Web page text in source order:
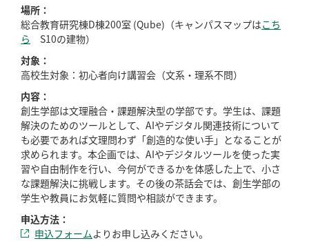
場所：
総合教育研究棟D棟200室 (Qube)（キャンパスマップはこち
ら S10の建物）
対象：
高校生対象：初心者向け講習会（文系・理系不問）
内容：
創生学部は文理融合・課題解決型の学部です。学生は、課題
解決のためのツールとして、AIやデジタル関連技術について
も必要であれば文理問わず「創造的な使い手」となることが
求められます。本企画では、AIやデジタルツールを使った実
習や自由制作を行い、今何ができるかを体感した上で、小さ
な課題解決に挑戦します。その後の茶話会では、創生学部の
学生や教員にお気軽に質問や相談ができます。
申込方法：
申込フォームよりお申し込みください。